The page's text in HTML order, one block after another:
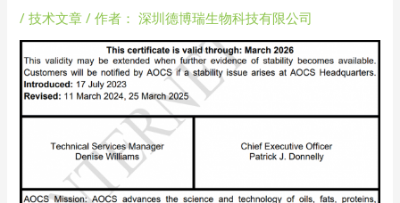
/技术文章 / 作者： 深圳德博瑞生物科技有限公司